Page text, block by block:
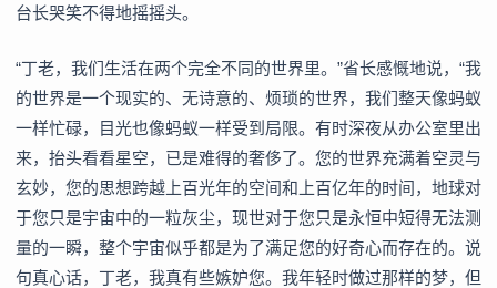
台长哭笑不得地摇摇头。
“丁老，我们生活在两个完全不同的世界里。”省长感慨地说，“我
的世界是一个现实的、无诗意的、烦琐的世界，我们整天像蚂蚁
一样忙碌，目光也像蚂蚁一样受到局限。有时深夜从办公室里出
来，抬头看看星空，已是难得的奢侈了。您的世界充满着空灵与
玄妙，您的思想跨越上百光年的空间和上百亿年的时间，地球对
于您只是宇宙中的一粒灰尘，现世对于您只是永恒中短得无法测
量的一瞬，整个宇宙似乎都是为了满足您的好奇心而存在的。说
句真心话，丁老，我真有些嫉妒您。我年轻时做过那样的梦，但